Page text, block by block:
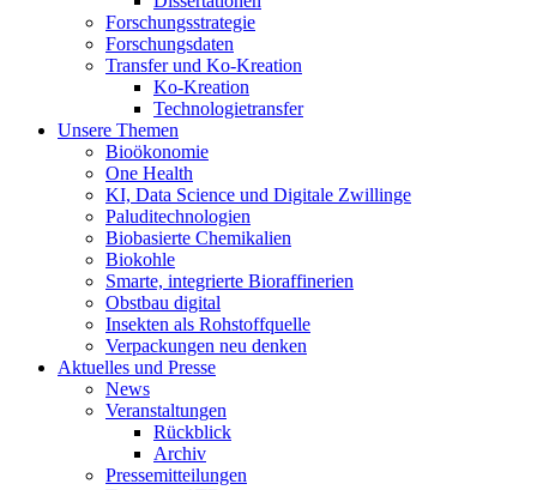
Forschungsstrategie
Forschungsdaten
Transfer und Ko-Kreation
Ko-Kreation
Technologietransfer
Unsere Themen
Bioökonomie
One Health
KI, Data Science und Digitale Zwillinge
Paluditechnologien
Biobasierte Chemikalien
Biokohle
Smarte, integrierte Bioraffinerien
Obstbau digital
Insekten als Rohstoffquelle
Verpackungen neu denken
Aktuelles und Presse
News
Veranstaltungen
Rückblick
Archiv
Pressemitteilungen